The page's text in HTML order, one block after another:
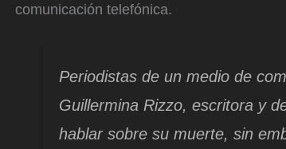
comunicación telefónica.
Periodistas de un medio de
Guillermina Rizzo, escritora y
hablar sobre su muerte, sin